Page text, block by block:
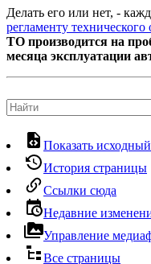
Делать его или нет, -
регламенту
ТО производится на
месяца эксплуатации
Показать исходный
История страницы
Ссылки сюда
Недавние
Управление
Все страницы